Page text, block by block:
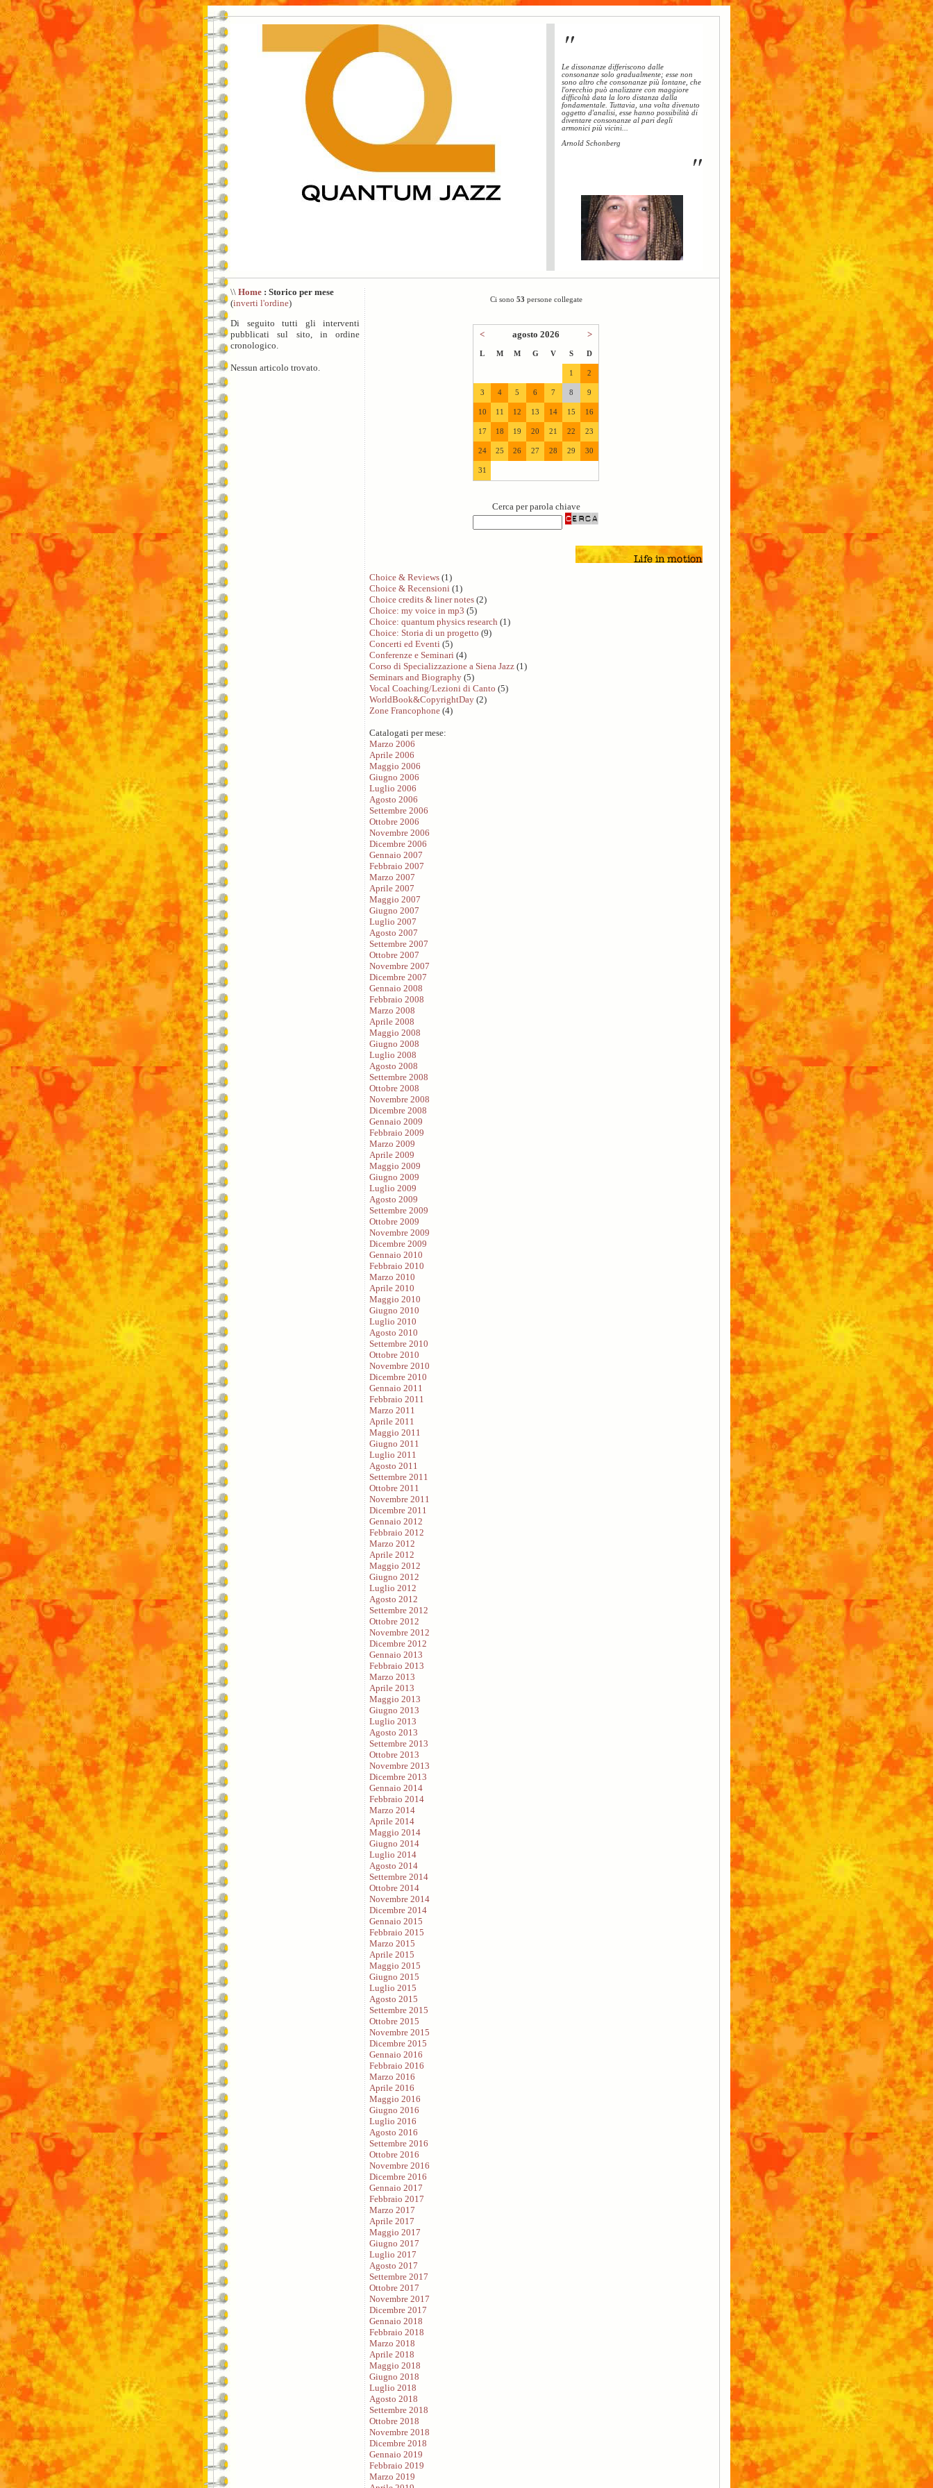
"
Le dissonanze differiscono dalle
consonanze solo gradualmente; esse non
sono altro che consonanze più lontane, che
l'orecchio può analizzare con maggiore
difficoltà data la loro distanza dalla
fondamentale. Tuttavia, una volta divenuto
oggetto d'analisi, esse hanno possibilità di
diventare consonanze al pari degli
armonici più vicini...
Arnold Schonberg
"
\\ Home : Storico per mese
(inverti l'ordine)
Di seguito tutti gli interventi
pubblicati sul sito, in ordine
cronologico.
Nessun articolo trovato.
Ci sono 53 persone collegate
< agosto 2026 >
L M M G V S D
1 2
3 4 5 6 7 8 9
10 11 12 13 14 15 16
17 18 19 20 21 22 23
24 25 26 27 28 29 30
31
Cerca per parola chiave
Choice & Reviews (1)
Choice & Recensioni (1)
Choice credits & liner notes (2)
Choice: my voice in mp3 (5)
Choice: quantum physics research (1)
Choice: Storia di un progetto (9)
Concerti ed Eventi (5)
Conferenze e Seminari (4)
Corso di Specializzazione a Siena Jazz (1)
Seminars and Biography (5)
Vocal Coaching/Lezioni di Canto (5)
WorldBook&CopyrightDay (2)
Zone Francophone (4)
Catalogati per mese:
Marzo 2006
Aprile 2006
Maggio 2006
Giugno 2006
Luglio 2006
Agosto 2006
Settembre 2006
Ottobre 2006
Novembre 2006
Dicembre 2006
Gennaio 2007
Febbraio 2007
Marzo 2007
Aprile 2007
Maggio 2007
Giugno 2007
Luglio 2007
Agosto 2007
Settembre 2007
Ottobre 2007
Novembre 2007
Dicembre 2007
Gennaio 2008
Febbraio 2008
Marzo 2008
Aprile 2008
Maggio 2008
Giugno 2008
Luglio 2008
Agosto 2008
Settembre 2008
Ottobre 2008
Novembre 2008
Dicembre 2008
Gennaio 2009
Febbraio 2009
Marzo 2009
Aprile 2009
Maggio 2009
Giugno 2009
Luglio 2009
Agosto 2009
Settembre 2009
Ottobre 2009
Novembre 2009
Dicembre 2009
Gennaio 2010
Febbraio 2010
Marzo 2010
Aprile 2010
Maggio 2010
Giugno 2010
Luglio 2010
Agosto 2010
Settembre 2010
Ottobre 2010
Novembre 2010
Dicembre 2010
Gennaio 2011
Febbraio 2011
Marzo 2011
Aprile 2011
Maggio 2011
Giugno 2011
Luglio 2011
Agosto 2011
Settembre 2011
Ottobre 2011
Novembre 2011
Dicembre 2011
Gennaio 2012
Febbraio 2012
Marzo 2012
Aprile 2012
Maggio 2012
Giugno 2012
Luglio 2012
Agosto 2012
Settembre 2012
Ottobre 2012
Novembre 2012
Dicembre 2012
Gennaio 2013
Febbraio 2013
Marzo 2013
Aprile 2013
Maggio 2013
Giugno 2013
Luglio 2013
Agosto 2013
Settembre 2013
Ottobre 2013
Novembre 2013
Dicembre 2013
Gennaio 2014
Febbraio 2014
Marzo 2014
Aprile 2014
Maggio 2014
Giugno 2014
Luglio 2014
Agosto 2014
Settembre 2014
Ottobre 2014
Novembre 2014
Dicembre 2014
Gennaio 2015
Febbraio 2015
Marzo 2015
Aprile 2015
Maggio 2015
Giugno 2015
Luglio 2015
Agosto 2015
Settembre 2015
Ottobre 2015
Novembre 2015
Dicembre 2015
Gennaio 2016
Febbraio 2016
Marzo 2016
Aprile 2016
Maggio 2016
Giugno 2016
Luglio 2016
Agosto 2016
Settembre 2016
Ottobre 2016
Novembre 2016
Dicembre 2016
Gennaio 2017
Febbraio 2017
Marzo 2017
Aprile 2017
Maggio 2017
Giugno 2017
Luglio 2017
Agosto 2017
Settembre 2017
Ottobre 2017
Novembre 2017
Dicembre 2017
Gennaio 2018
Febbraio 2018
Marzo 2018
Aprile 2018
Maggio 2018
Giugno 2018
Luglio 2018
Agosto 2018
Settembre 2018
Ottobre 2018
Novembre 2018
Dicembre 2018
Gennaio 2019
Febbraio 2019
Marzo 2019